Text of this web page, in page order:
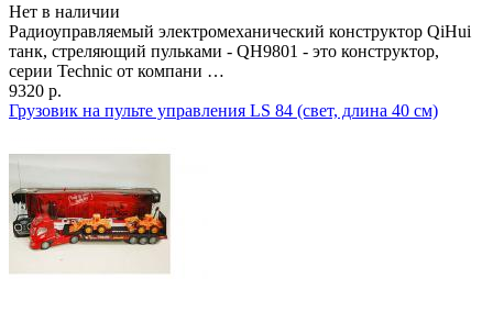
Нет в наличии
Радиоуправляемый электромеханический конструктор QiHui
танк, стреляющий пульками - QH9801 - это конструктор,
серии Technic от компани …
9320 р.
Грузовик на пульте управления LS 84 (свет, длина 40 см)